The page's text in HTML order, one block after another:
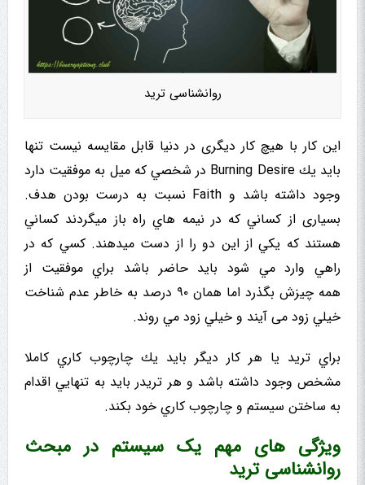
روانشناسی ترید
این کار با هیچ کار دیگری در دنیا قابل مقایسه نیست تنها
باید يك Burning Desire در شخصي که میل به موفقیت دارد
وجود داشته باشد و Faith نسبت به درست بودن هدف.
بسیاری از کساني که در نیمه هاي راه باز میگردند کساني
هستند که يکي از این دو را از دست میدهند. کسي که در
راهي وارد مي شود باید حاضر باشد براي موفقیت از
همه چیزش بگذرد اما همان ۹۰ درصد به خاطر عدم شناخت
خيلي زود می آیند و خيلي زود مي روند.
براي تريد يا هر کار دیگر باید يك چارچوب کاري كاملا
مشخص وجود داشته باشد و هر تریدر باید به تنهايي اقدام
به ساختن سیستم و چارچوب کاري خود بکند.
ویژگی های مهم یک سیستم در مبحث
روانشناسی ترید